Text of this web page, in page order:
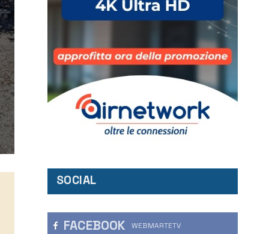
SOCIAL
FACEBOOK WEBMARTETV